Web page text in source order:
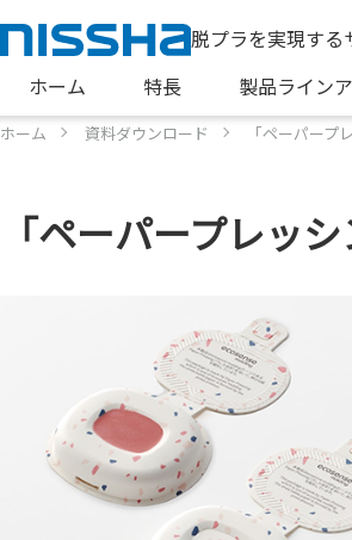
脱プラを実現する
ホーム 特長 製品ライン
ホーム 資料ダウンロード 「ペーパープ
「ペーパープレッ